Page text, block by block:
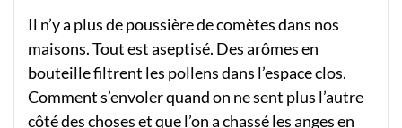
Il n’y a plus de poussière de comètes dans nos
maisons. Tout est aseptisé. Des arômes en
bouteille filtrent les pollens dans l’espace clos.
Comment s’envoler quand on ne sent plus l’autre
côté des choses et que l’on a chassé les anges en